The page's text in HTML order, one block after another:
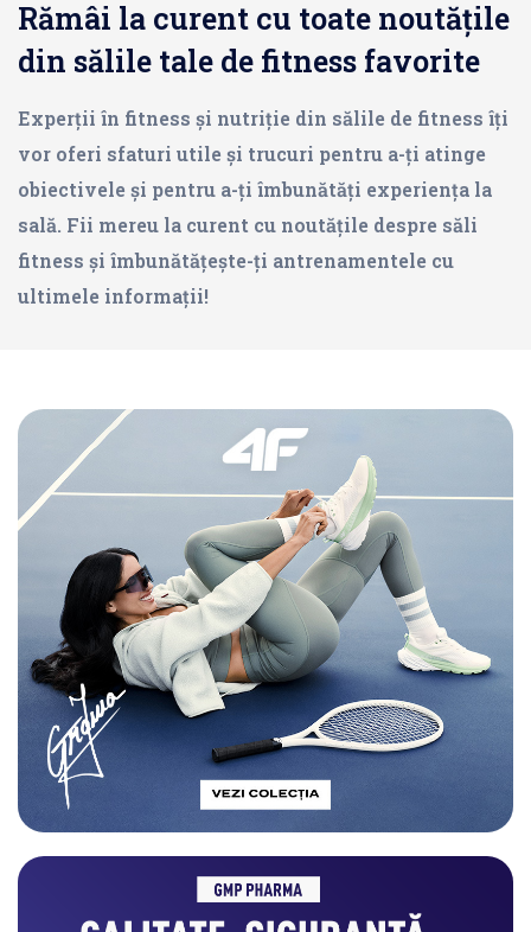
Rămâi la curent cu toate noutățile
din sălile tale de fitness favorite
Experții în fitness și nutriție din sălile de fitness îți
vor oferi sfaturi utile și trucuri pentru a-ți atinge
obiectivele și pentru a-ți îmbunătăți experiența la
sală. Fii mereu la curent cu noutățile despre săli
fitness și îmbunătățește-ți antrenamentele cu
ultimele informații!